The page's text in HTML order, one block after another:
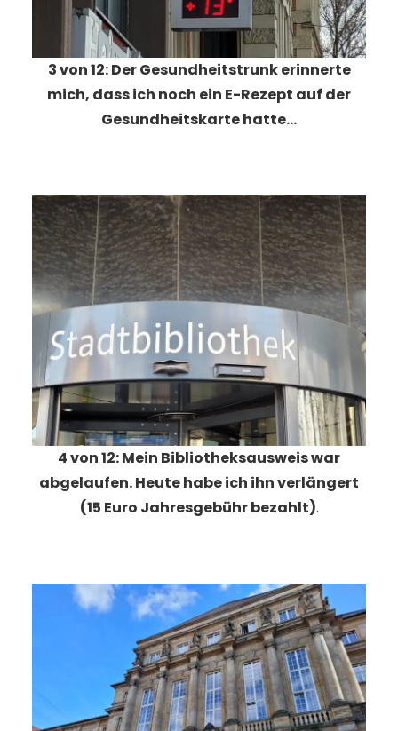
3 von 12: Der Gesundheitstrunk erinnerte
mich, dass ich noch ein E-Rezept auf der
Gesundheitskarte hatte…
4 von 12: Mein Bibliotheksausweis war
abgelaufen. Heute habe ich ihn verlängert
(15 Euro Jahresgebühr bezahlt).